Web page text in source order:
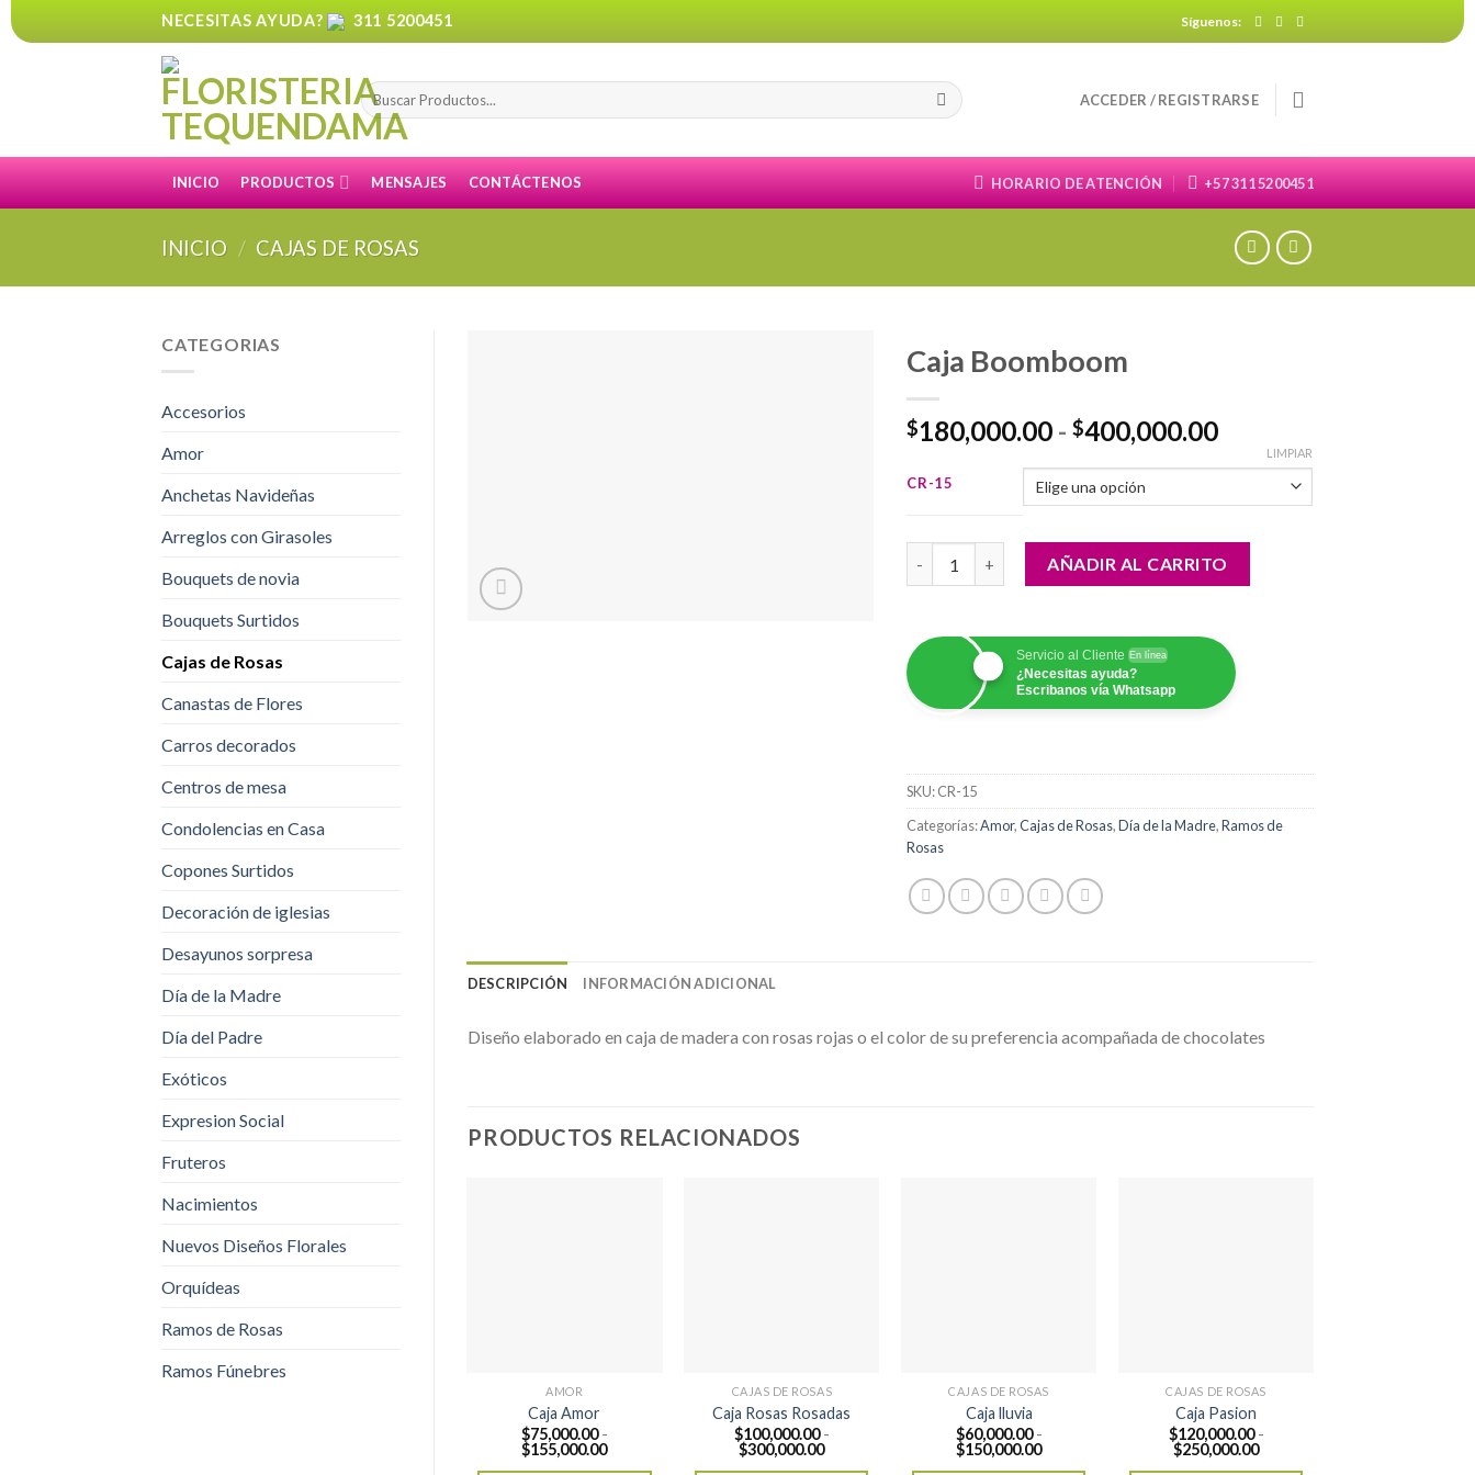
to
NECESITAS AYUDA? 311 5200451 Síguenos:
Buscar
por:
ACCEDER / REGISTRARSE
INICIO PRODUCTOS MENSAJES CONTÁCTENOS HORARIO DE ATENCIÓN +57 311 5200451
INICIO / CAJAS DE ROSAS
CATEGORIAS
Accesorios
Amor
Anchetas Navideñas
Arreglos con Girasoles
Bouquets de novia
Bouquets Surtidos
Cajas de Rosas
Canastas de Flores
Carros decorados
Centros de mesa
Condolencias en Casa
Copones Surtidos
Decoración de iglesias
Desayunos sorpresa
Día de la Madre
Día del Padre
Exóticos
Expresion Social
Fruteros
Nacimientos
Nuevos Diseños Florales
Orquídeas
Ramos de Rosas
Ramos Fúnebres
Caja Boomboom
$180,000.00 - $400,000.00Rango
precios:
desde
$180,000.00
hasta
$400,000.00
CR-15
LIMPIAR
Caja Boomboom cantidadAÑADIR AL CARRITO
Servicio al Cliente En línea
¿Necesitas ayuda?
Escribanos vía Whatsapp
SKU:CR-15
Categorías:Amor,Cajas de Rosas,Día de la Madre,Ramos de
Rosas
DESCRIPCIÓN INFORMACIÓN ADICIONAL
Diseño elaborado en caja de madera con rosas rojas o el color de su preferencia acompañada de chocolates
PRODUCTOS RELACIONADOS
AMOR
Caja Amor
$75,000.00 -
$155,000.00Rango
CAJAS DE ROSAS
Caja Rosas Rosadas
$100,000.00 -
$300,000.00Rango
CAJAS DE ROSAS
Caja lluvia
$60,000.00 -
$150,000.00Rango
CAJAS DE ROSAS
Caja Pasion
$120,000.00 -
$250,000.00Rango